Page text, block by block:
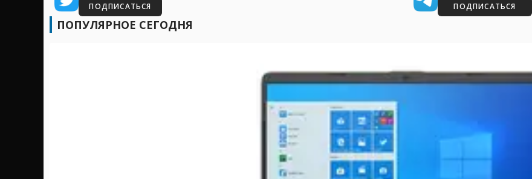
ПОДПИСАТЬСЯ ПОДПИСАТЬСЯ
ПОПУЛЯРНОЕ СЕГОДНЯ